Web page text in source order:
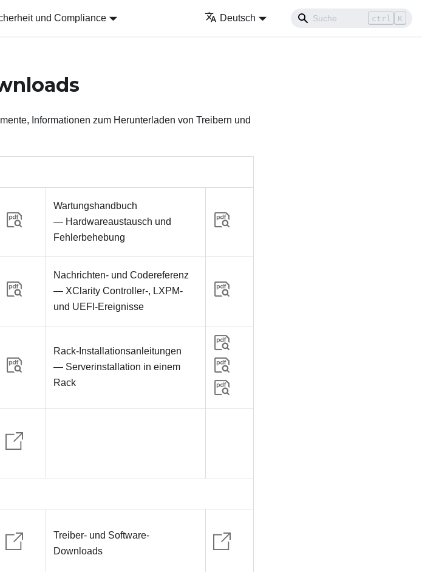
und Compliance Deutsch ctrl K
Informationen zum Herunterladen von Treibern und
Wartungshandbuch
— Hardwareaustausch und
Fehlerbehebung
Nachrichten- und Codereferenz
— XClarity Controller‑, LXPM‑
und UEFI-Ereignisse
Rack-Installationsanleitungen
— Serverinstallation in einem
Rack
Treiber‑ und Software-
Downloads